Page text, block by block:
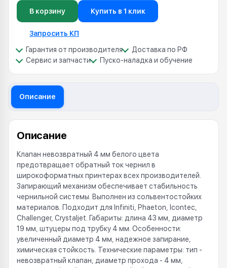
В корзину Купить в 1 клик
Запросить КП
Гарантия от производителя
Доставка по РФ
Сервис и запчасти
Пуско-наладка и обучение
Описание
Описание
Клапан невозвратный 4 мм белого цвета
предотвращает обратный ток чернил в
широкоформатных принтерах всех производителей.
Запирающий механизм обеспечивает стабильность
чернильной системы. Выполнен из сольвентостойких
материалов. Подходит для Infiniti, Phaeton, Icontec,
Challenger, Crystaljet. Габариты: длина 43 мм, диаметр
19 мм, штуцеры под трубку 4 мм. Особенности:
увеличенный диаметр 4 мм, надежное запирание,
химическая стойкость. Технические параметры: тип -
невозвратный клапан, диаметр прохода - 4 мм,